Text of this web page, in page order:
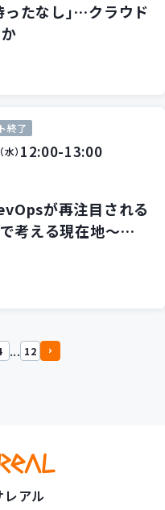
ったなし｣…クラウド
終了
（水） 12:00-13:00
が再注目される
考える現在地～こ
... 12
アル